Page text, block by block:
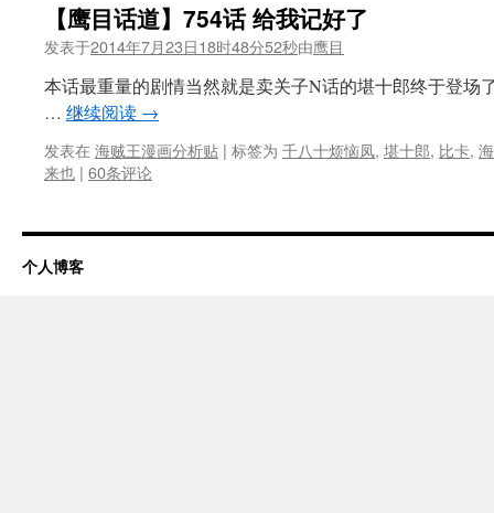
【鹰目话道】754话 给我记好了
发表于2014年7月23日18时48分52秒由鹰目
本话最重量的剧情当然就是卖关子N话的堪十郎终于登场
… 继续阅读 →
发表在 海贼王漫画分析贴 | 标签为 千八十烦恼凤, 堪十郎, 比卡,
来也 | 60条评论
个人博客